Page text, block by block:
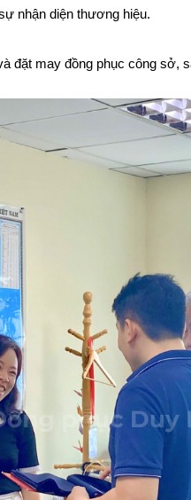
nhận diện thương hiệu.
đặt may đồng phục công sở,